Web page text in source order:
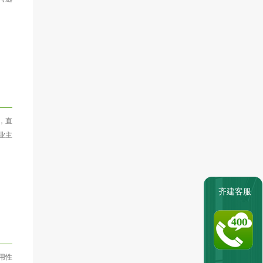
直
主
性
齐建客服